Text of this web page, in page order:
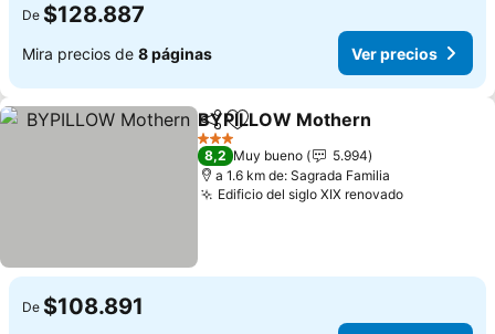
De $128.887
Mira precios de 8 páginas Ver precios
CompartirAgregar a favoritos
BYPILLOW Mothern
3 Estrellas
8,2 Muy bueno
5.994
a 1.6 km de: Sagrada Familia
Edificio del siglo XIX renovado
De $108.891